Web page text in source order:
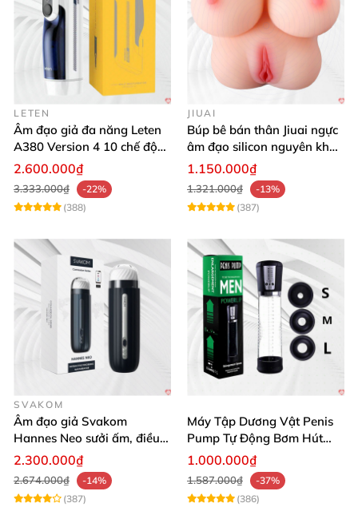
LETEN
Âm đạo giả đa năng Leten
A380 Version 4 10 chế độ
bú mút sục
2.600.000₫
3.333.000₫
-22%
(388)
JIUAI
Búp bê bán thân Jiuai ngực
âm đạo silicon nguyên khối
cao cấp
1.150.000₫
1.321.000₫
-13%
(387)
SVAKOM
Âm đạo giả Svakom
Hannes Neo sưởi ấm, điều
khiển app thông minh
2.300.000₫
2.674.000₫
-14%
(387)
Máy Tập Dương Vật Penis
Pump Tự Động Bơm Hút
Kích Thước Lớn
1.000.000₫
1.587.000₫
-37%
(386)